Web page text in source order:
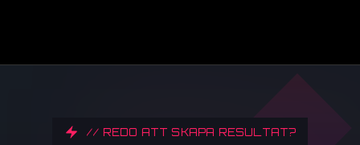
// REDO ATT SKAPA RESULTAT?